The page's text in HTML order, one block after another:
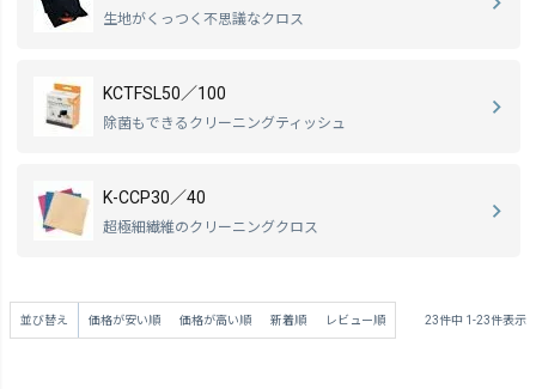
生地がくっつく不思議なクロス
KCTFSL50／100
除菌もできるクリーニングティッシュ
K-CCP30／40
超極細繊維のクリーニングクロス
並び替え 価格が安い順 価格が高い順 新着順 レビュー順 23件中 1 -23件表示